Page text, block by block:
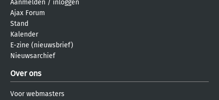
Aanmelden / inloggen
Ajax Forum
Stand
Kalender
E-zine (nieuwsbrief)
Nieuwsarchief
Over ons
Voor webmasters